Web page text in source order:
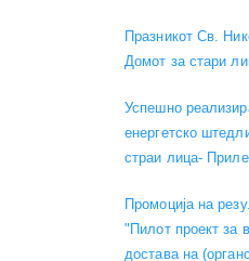
Празникот Св.
Домот за стари
Успешно
енергетско
страи лица-
Промоција на
"Пилот проект за
достава на